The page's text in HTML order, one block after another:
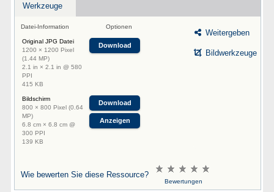
Werkzeuge
Datei-Information Optionen
Original JPG Datei
1200 × 1200 Pixel
(1.44 MP)
2.1 in × 2.1 in @ 580
PPI
415 KB
Download
Bildschirm
800 × 800 Pixel (0.64
MP)
6.8 cm × 6.8 cm @
300 PPI
139 KB
Download
Anzeigen
Weitergeben
Bildwerkzeuge
Wie bewerten Sie diese Ressource?
Bewertungen